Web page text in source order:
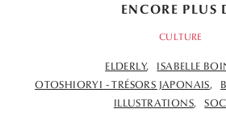
ENCORE PLUS
CULTURE
ELDERLY
ISABELLE
OTOSHIORYI - TRÉSORS JAPONAIS
ILLUSTRATIONS